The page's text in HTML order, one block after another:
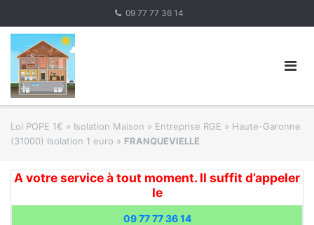
content
09 77 77 36 14
Loi POPE 1€ » Isolation Maison » Entreprise RGE » Haute-Garonne
(31000) Isolation 1 euro » FRANQUEVIELLE
A votre service à tout moment. Il suffit d’appeler
le
09 77 77 36 14